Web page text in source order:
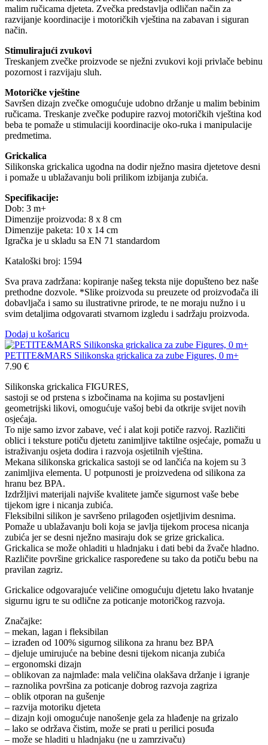
malim ručicama djeteta. Zvečka predstavlja odličan način za
razvijanje koordinacije i motoričkih vještina na zabavan i siguran
način.
Stimulirajući zvukovi
Treskanjem zvečke proizvode se nježni zvukovi koji privlače bebinu
pozornost i razvijaju sluh.
Motoričke vještine
Savršen dizajn zvečke omogućuje udobno držanje u malim bebinim
ručicama. Treskanje zvečke podupire razvoj motoričkih vještina kod
beba te pomaže u stimulaciji koordinacije oko-ruka i manipulacije
predmetima.
Grickalica
Silikonska grickalica ugodna na dodir nježno masira djetetove desni
i pomaže u ublažavanju boli prilikom izbijanja zubića.
Specifikacije:
Dob: 3 m+
Dimenzije proizvoda: 8 x 8 cm
Dimenzije paketa: 10 x 14 cm
Igračka je u skladu sa EN 71 standardom
Kataloški broj: 1594
Sva prava zadržana: kopiranje našeg teksta nije dopušteno bez naše
prethodne dozvole. *Slike proizvoda su preuzete od proizvođača ili
dobavljača i samo su ilustrativne prirode, te ne moraju nužno i u
svim detaljima odgovarati stvarnom izgledu i sadržaju proizvoda.
Dodaj u košaricu
PETITE&MARS Silikonska grickalica za zube Figures, 0 m+
7.90 €
Silikonska grickalica FIGURES,
sastoji se od prstena s izbočinama na kojima su postavljeni
geometrijski likovi, omogućuje vašoj bebi da otkrije svijet novih
osjećaja.
To nije samo izvor zabave, već i alat koji potiče razvoj. Različiti
oblici i teksture potiču djetetu zanimljive taktilne osjećaje, pomažu u
istraživanju osjeta dodira i razvoja osjetilnih vještina.
Mekana silikonska grickalica sastoji se od lančića na kojem su 3
zanimljiva elementa. U potpunosti je proizvedena od silikona za
hranu bez BPA.
Izdržljivi materijali najviše kvalitete jamče sigurnost vaše bebe
tijekom igre i nicanja zubića.
Fleksibilni silikon je savršeno prilagođen osjetljivim desnima.
Pomaže u ublažavanju boli koja se javlja tijekom procesa nicanja
zubića jer se desni nježno masiraju dok se grize grickalica.
Grickalica se može ohladiti u hladnjaku i dati bebi da žvače hladno.
Različite površine grickalice raspoređene su tako da potiču bebu na
pravilan zagriz.
Grickalice odgovarajuće veličine omogućuju djetetu lako hvatanje
sigurnu igru te su odlične za poticanje motoričkog razvoja.
Značajke:
– mekan, lagan i fleksibilan
– izrađen od 100% sigurnog silikona za hranu bez BPA
– djeluje umirujuće na bebine desni tijekom nicanja zubića
– ergonomski dizajn
– oblikovan za najmlađe: mala veličina olakšava držanje i igranje
– raznolika površina za poticanje dobrog razvoja zagriza
– oblik otporan na gušenje
– razvija motoriku djeteta
– dizajn koji omogućuje nanošenje gela za hlađenje na grizalo
– lako se održava čistim, može se prati u perilici posuđa
– može se hladiti u hladnjaku (ne u zamrzivaču)